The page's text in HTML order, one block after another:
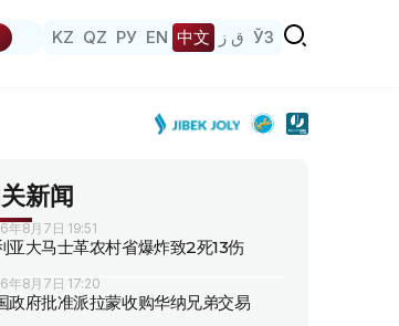
KZ QZ РУ EN 中文 ق ز ЎЗ
新闻
年8月7日 19:51
亚大马士革农村省爆炸致2死13伤
年8月7日 17:20
政府批准派拉蒙收购华纳兄弟交易